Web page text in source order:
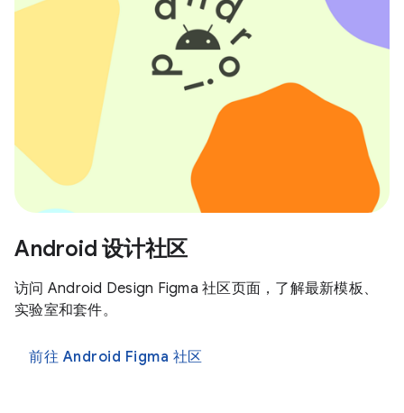
Android 设计社区
访问 Android Design Figma 社区页面，了解最新模板、
实验室和套件。
前往 Android Figma 社区